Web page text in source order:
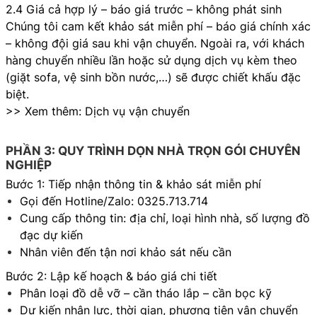
2.4 Giá cả hợp lý – báo giá trước – không phát sinh
Chúng tôi cam kết khảo sát miễn phí – báo giá chính xác
– không đội giá sau khi vận chuyển. Ngoài ra, với khách
hàng chuyển nhiều lần hoặc sử dụng dịch vụ kèm theo
(giặt sofa, vệ sinh bồn nước,…) sẽ được chiết khấu đặc
biệt.
>> Xem thêm: Dịch vụ vận chuyển
PHẦN 3: QUY TRÌNH DỌN NHÀ TRỌN GÓI CHUYÊN
NGHIỆP
Bước 1: Tiếp nhận thông tin & khảo sát miễn phí
Gọi đến Hotline/Zalo: 0325.713.714
Cung cấp thông tin: địa chỉ, loại hình nhà, số lượng đồ
đạc dự kiến
Nhân viên đến tận nơi khảo sát nếu cần
Bước 2: Lập kế hoạch & báo giá chi tiết
Phân loại đồ dễ vỡ – cần tháo lắp – cần bọc kỹ
Dự kiến nhân lực, thời gian, phương tiện vận chuyển